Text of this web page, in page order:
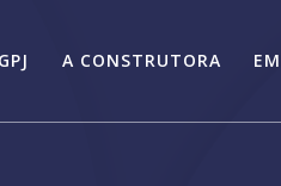
A CONSTRUTORA